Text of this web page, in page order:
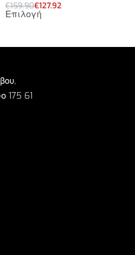
€159.90€127.92
Επιλογή
175 61